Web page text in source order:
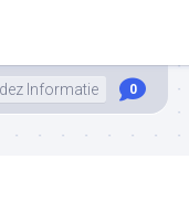
Informatie 0